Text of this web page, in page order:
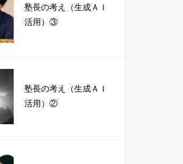
塾長の考え（生成ＡＩ
活用）③
塾長の考え（生成ＡＩ
活用）②